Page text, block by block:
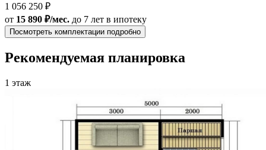
1 056 250 ₽
от 15 890 ₽/мес. до 7 лет в ипотеку
Посмотреть комплектации подробно
Рекомендуемая планировка
1 этаж